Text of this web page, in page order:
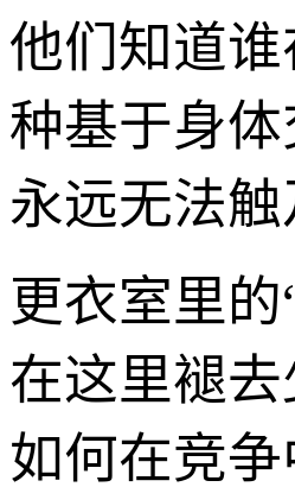
他们知道
种基于身
永远无法
更衣室里
在这里褪
如何在竞